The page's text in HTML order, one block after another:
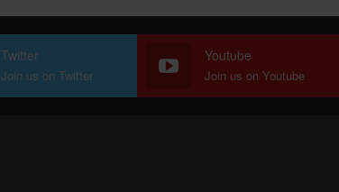
Twitter
Join us on Twitter
Youtube
Join us on Youtube